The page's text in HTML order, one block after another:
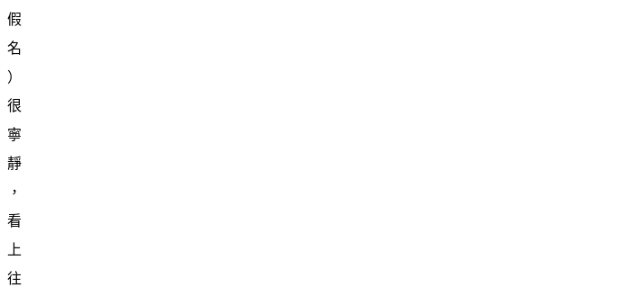
假
名
）
很
寧
靜
，
看
上
往